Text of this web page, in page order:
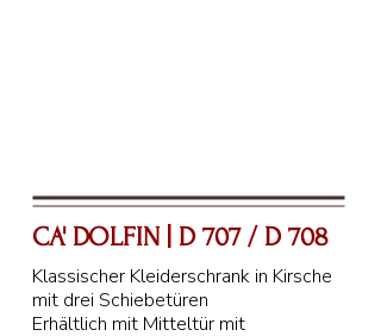
CA' DOLFIN | D 707 / D 708
Klassischer Kleiderschrank in Kirsche
mit drei Schiebetüren
Erhältlich mit Mitteltür mit